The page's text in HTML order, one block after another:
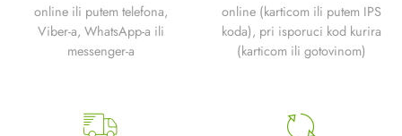
online ili putem telefona,
Viber-a, WhatsApp-a ili
messenger-a
online (karticom ili putem IPS
koda), pri isporuci kod kurira
(karticom ili gotovinom)